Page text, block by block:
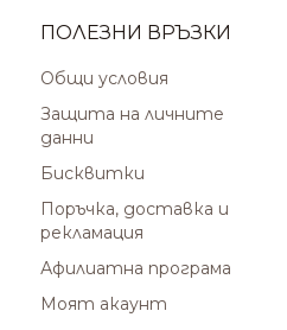
ПОЛЕЗНИ ВРЪЗКИ
Общи условия
Защита на личните
данни
Бисквитки
Поръчка, доставка и
рекламация
Афилиатна програма
Моят акаунт